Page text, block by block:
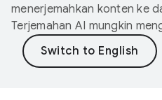
menerjemahkan konten ke
Terjemahan AI mungkin